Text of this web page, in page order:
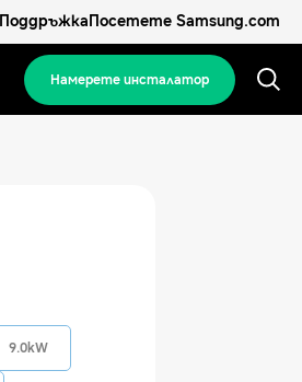
ПоддръжкаПосетете Samsung.com
Намерете инсталатор
9.0kW